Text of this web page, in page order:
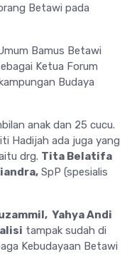
Betawi pada
Bamus Betawi
Ketua Forum
Budaya
anak dan 25 cucu.
Hadijah ada juga yang
drg. Tita Belatifa
SpP (spesialis
Yahya Andi
tampak sudah di
Kebudayaan Betawi